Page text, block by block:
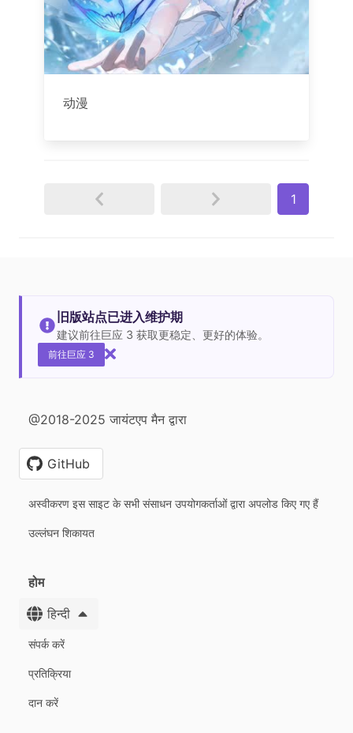
动漫
1
旧版站点已进入维护期
建议前往巨应 3 获取更稳定、更好的体验。
前往巨应 3
@2018-2025 जायंटएप मैन द्वारा
GitHub
अस्वीकरण इस साइट के सभी संसाधन उपयोगकर्ताओं द्वारा अपलोड किए गए हैं
उल्लंघन शिकायत
होम
हिन्दी
संपर्क करें
प्रतिक्रिया
दान करें